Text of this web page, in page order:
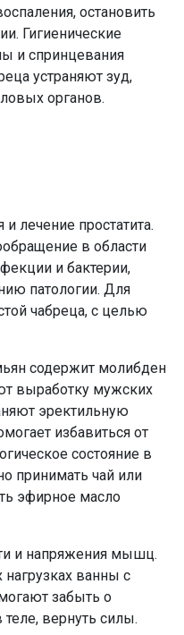
остановить
Гигиенические
и спринцевания
устраняют зуд,
органов.
лечение простатита.
в области
и бактерии,
патологии. Для
чабреца, с целью
содержит молибден
выработку мужских
эректильную
избавиться от
состояние в
принимать чай или
эфирное масло
и напряжения мышц.
ванны с
забыть о
вернуть силы.